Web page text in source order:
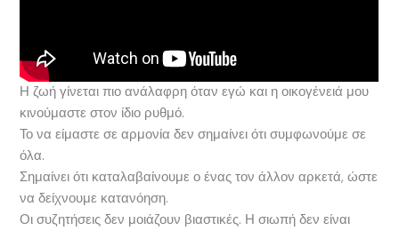
Η ζωή γίνεται πιο ανάλαφρη όταν εγώ και η οικογένειά μου
κινούμαστε στον ίδιο ρυθμό.
Το να είμαστε σε αρμονία δεν σημαίνει ότι συμφωνούμε σε
όλα.
Σημαίνει ότι καταλαβαίνουμε ο ένας τον άλλον αρκετά, ώστε
να δείχνουμε κατανόηση.
Οι συζητήσεις δεν μοιάζουν βιαστικές. Η σιωπή δεν είναι